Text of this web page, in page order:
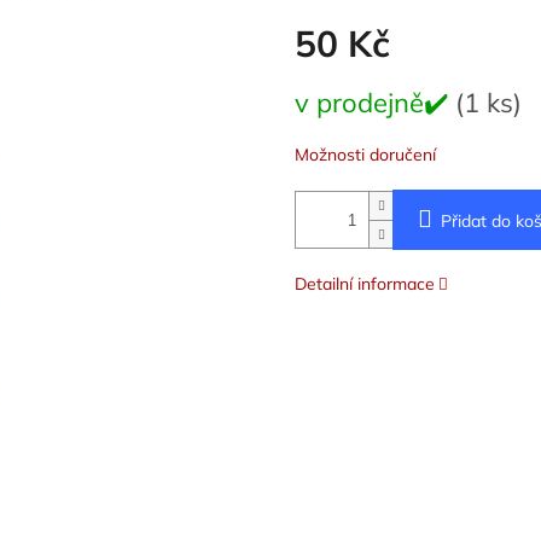
50 Kč
cena:
v prodejně✔️ (1 ks)
Možnosti doručení
Přidat do
Detailní informace